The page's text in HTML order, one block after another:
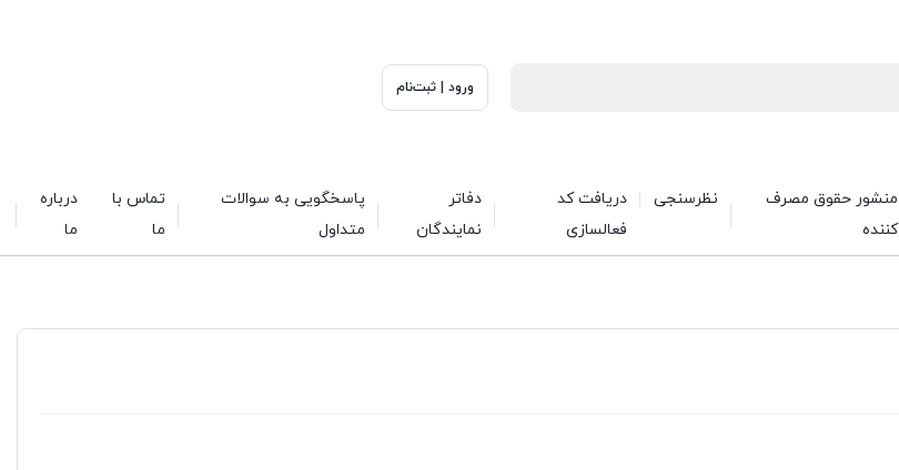
ورود | ثبت‌نام
منشور حقوق مصرف
کننده
نظرسنجی
دریافت کد
فعالسازی
دفاتر
نمایندگان
پاسخگویی به سوالات
متداول
تماس با
ما
درباره
ما